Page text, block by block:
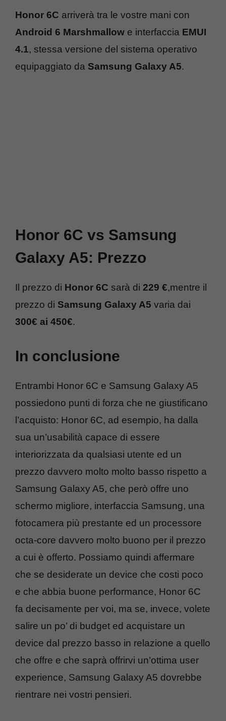
Honor 6C arriverà tra le vostre mani con
Android 6 Marshmallow e interfaccia EMUI
4.1, stessa versione del sistema operativo
equipaggiato da Samsung Galaxy A5.
Honor 6C vs Samsung
Galaxy A5: Prezzo
Il prezzo di Honor 6C sarà di 229 €,mentre il
prezzo di Samsung Galaxy A5 varia dai
300€ ai 450€.
In conclusione
Entrambi Honor 6C e Samsung Galaxy A5
possiedono punti di forza che ne giustificano
l’acquisto: Honor 6C, ad esempio, ha dalla
sua un’usabilità capace di essere
interiorizzata da qualsiasi utente ed un
prezzo davvero molto molto basso rispetto a
Samsung Galaxy A5, che però offre uno
schermo migliore, interfaccia Samsung, una
fotocamera più prestante ed un processore
octa-core davvero molto buono per il prezzo
a cui è offerto. Possiamo quindi affermare
che se desiderate un device che costi poco
e che abbia buone performance, Honor 6C
fa decisamente per voi, ma se, invece, volete
salire un po’ di budget ed acquistare un
device dal prezzo basso in relazione a quello
che offre e che saprà offrirvi un’ottima user
experience, Samsung Galaxy A5 dovrebbe
rientrare nei vostri pensieri.